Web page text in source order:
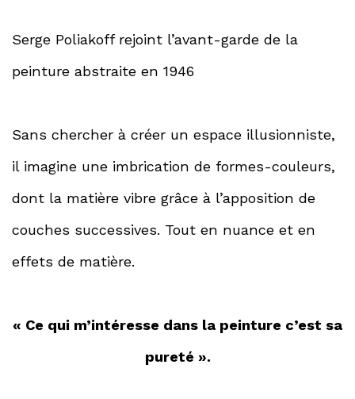
Serge Poliakoff rejoint l’avant-garde de la
peinture abstraite en 1946
Sans chercher à créer un espace illusionniste,
il imagine une imbrication de formes-couleurs,
dont la matière vibre grâce à l’apposition de
couches successives. Tout en nuance et en
effets de matière.
« Ce qui m’intéresse dans la peinture c’est sa
pureté ».